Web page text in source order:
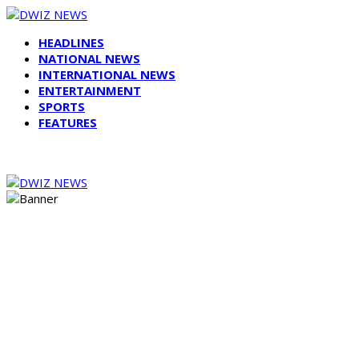
HEADLINES
NATIONAL NEWS
INTERNATIONAL NEWS
ENTERTAINMENT
SPORTS
FEATURES